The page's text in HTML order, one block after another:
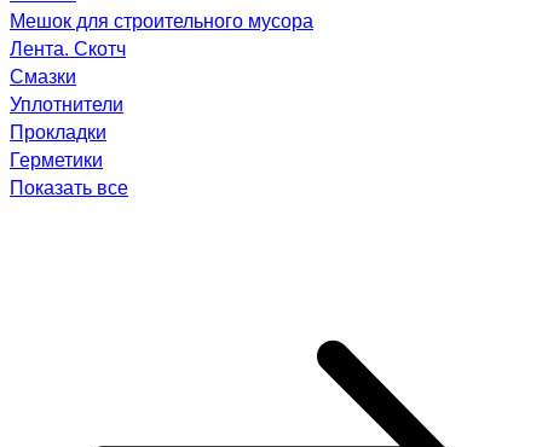
Мешок для строительного мусора
Лента. Скотч
Смазки
Уплотнители
Прокладки
Герметики
Показать все